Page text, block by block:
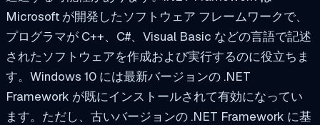
Microsoft が開発したソフトウェア フレームワークで、
プログラマが C++、C#、Visual Basic などの言語で記述
されたソフトウェアを作成および実行するのに役立ちま
す。Windows 10 には最新バージョンの .NET
Framework が既にインストールされて有効になってい
ます。ただし、古いバージョンの .NET Framework に基